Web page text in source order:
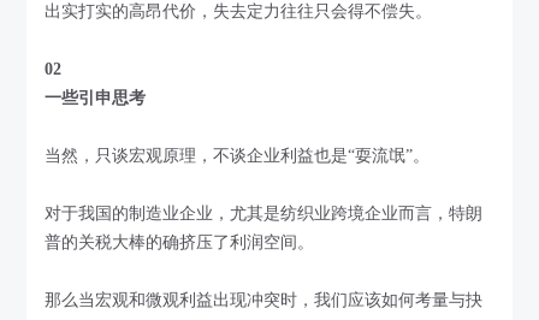
出实打实的高昂代价，失去定力往往只会得不偿失。
02
一些引申思考
当然，只谈宏观原理，不谈企业利益也是“耍流氓”。
对于我国的制造业企业，尤其是纺织业跨境企业而言，特朗
普的关税大棒的确挤压了利润空间。
那么当宏观和微观利益出现冲突时，我们应该如何考量与抉